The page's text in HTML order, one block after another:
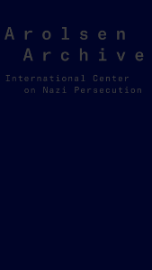
Arolsen
Archives